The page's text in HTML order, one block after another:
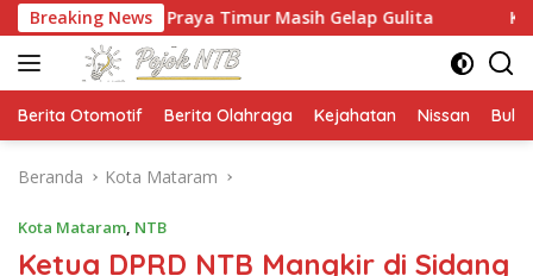
Langsung
ke
konten
Breaking News
Praya Timur Masih Gelap Gulita Ketua HMPS
Berita Otomotif Berita Olahraga Kejahatan Nissan
Beranda Kota Mataram
Kota Mataram, NTB
Ketua DPRD NTB Mangkir di Sidang